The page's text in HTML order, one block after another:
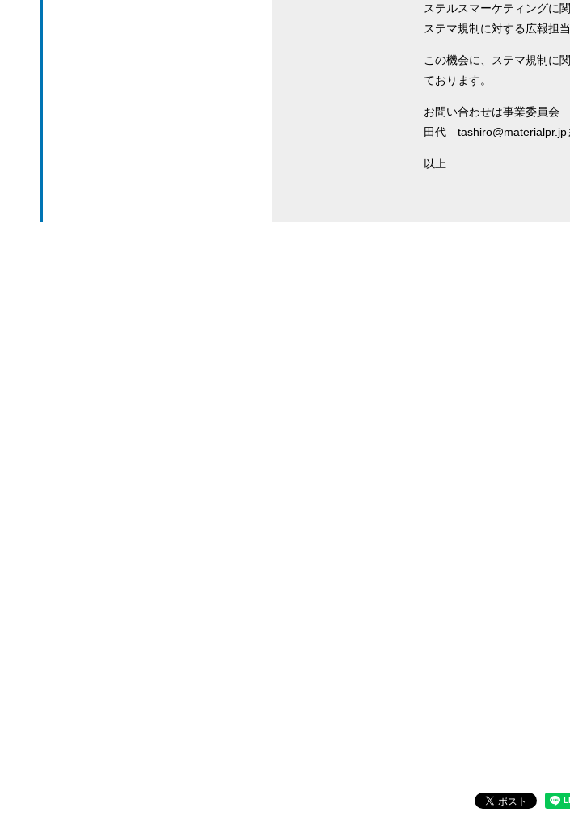
ステルスマーケティングに
ステマ規制に対する広報担
この機会に、ステマ規制に
ております。
お問い合わせは事業委員会
田代 tashiro@materialpr.jp
以上